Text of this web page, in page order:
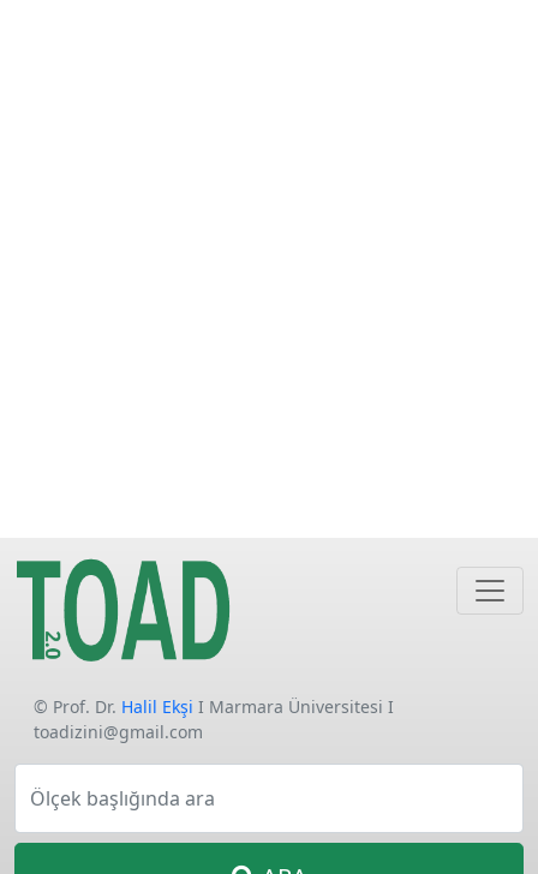
© Prof. Dr. Halil Ekşi I Marmara Üniversitesi I
toadizini@gmail.com
Ölçek başlığında ara